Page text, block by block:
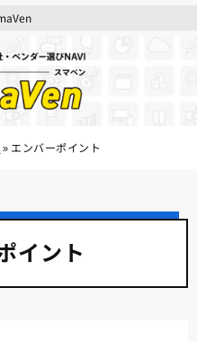
» エンバーポイント
イント